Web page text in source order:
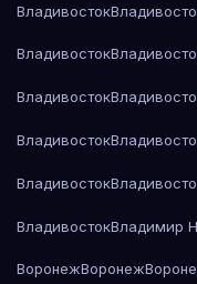
Владивосток
Владивосток
Владивосток
Владивосток
Владивосток
ВладивостокВладимир
ВоронежВоронеж